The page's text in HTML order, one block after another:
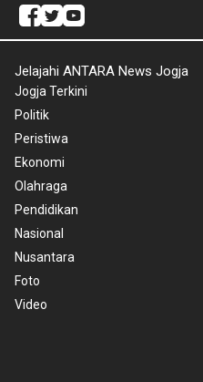
Jelajahi ANTARA News Jogja
Jogja Terkini
Politik
Peristiwa
Ekonomi
Olahraga
Pendidikan
Nasional
Nusantara
Foto
Video